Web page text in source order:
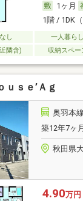
1ヶ月
1階 / 1DK
し 一人暮らし
隣含)
収納スペー
ｕｓｅ’Ａｇ
奥羽本
築12年7ヶ
秋田県
4.90万円